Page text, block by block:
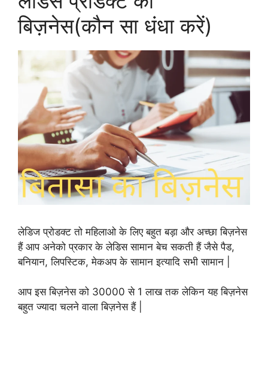
बिज़नेस(कौन सा धंधा करें)
लेडिज प्रोडक्ट तो महिलाओ के लिए बहुत बड़ा और अच्छा बिज़नेस
हैं आप अनेको प्रकार के लेडिस सामान बेच सकती हैं जैसे पैड,
बनियान, लिपस्टिक, मेकअप के सामान इत्यादि सभी सामान |
आप इस बिज़नेस को 30000 से 1 लाख तक लेकिन यह बिज़नेस
बहुत ज्यादा चलने वाला बिज़नेस हैं |